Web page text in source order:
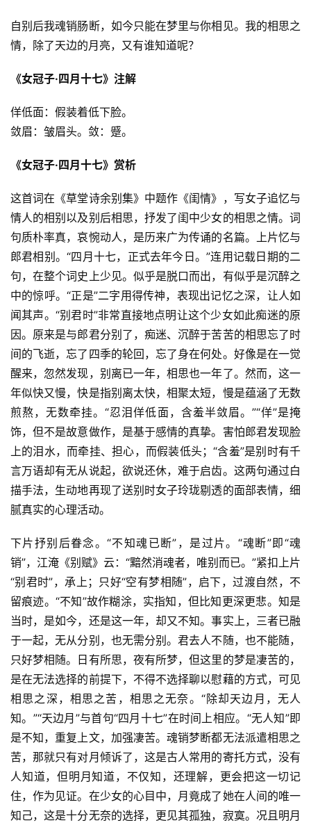
自别后我魂销肠断，如今只能在梦里与你相见。我的相思之
情，除了天边的月亮，又有谁知道呢？
《女冠子·四月十七》注解
佯低面：假装着低下脸。
敛眉：皱眉头。敛：蹙。
《女冠子·四月十七》赏析
这首词在《草堂诗余别集》中题作《闺情》，写女子追忆与
情人的相别以及别后相思，抒发了闺中少女的相思之情。词
句质朴率真，哀惋动人，是历来广为传诵的名篇。上片忆与
郎君相别。“四月十七，正式去年今日。”连用记载日期的二
句，在整个词史上少见。似乎是脱口而出，有似乎是沉醉之
中的惊呼。“正是”二字用得传神，表现出记忆之深，让人如
闻其声。“别君时”非常直接地点明让这个少女如此痴迷的原
因。原来是与郎君分别了，痴迷、沉醉于苦苦的相思忘了时
间的飞逝，忘了四季的轮回，忘了身在何处。好像是在一觉
醒来，忽然发现，别离已一年，相思也一年了。然而，这一
年似快又慢，快是指别离太快，相聚太短，慢是蕴涵了无数
煎熬，无数牵挂。“忍泪佯低面，含羞半敛眉。”“佯”是掩
饰，但不是故意做作，是基于感情的真挚。害怕郎君发现脸
上的泪水，而牵挂、担心，而假装低头；“含羞”是别时有千
言万语却有无从说起，欲说还休，难于启齿。这两句通过白
描手法，生动地再现了送别时女子玲珑剔透的面部表情，细
腻真实的心理活动。
下片抒别后眷念。“不知魂已断”，是过片。“魂断”即“魂
销”，江淹《别赋》云：“黯然消魂者，唯别而已。”紧扣上片
“别君时”，承上；只好“空有梦相随”，启下，过渡自然，不
留痕迹。“不知”故作糊涂，实指知，但比知更深更悲。知是
当时，是如今，还是这一年，却又不知。事实上，三者已融
于一起，无从分别，也无需分别。君去人不随，也不能随，
只好梦相随。日有所思，夜有所梦，但这里的梦是凄苦的，
是在无法选择的前提下，不得不选择聊以慰藉的方式，可见
相思之深，相思之苦，相思之无奈。“除却天边月，无人
知。”“天边月”与首句“四月十七”在时间上相应。“无人知”即
是不知，重复上文，加强凄苦。魂销梦断都无法派遣相思之
苦，那就只有对月倾诉了，这是古人常用的寄托方式，没有
人知道，但明月知道，不仅知，还理解，更会把这一切记
住，作为见证。在少女的心目中，月竟成了她在人间的唯一
知己，这是十分无奈的选择，更见其孤独，寂寞。况且明月